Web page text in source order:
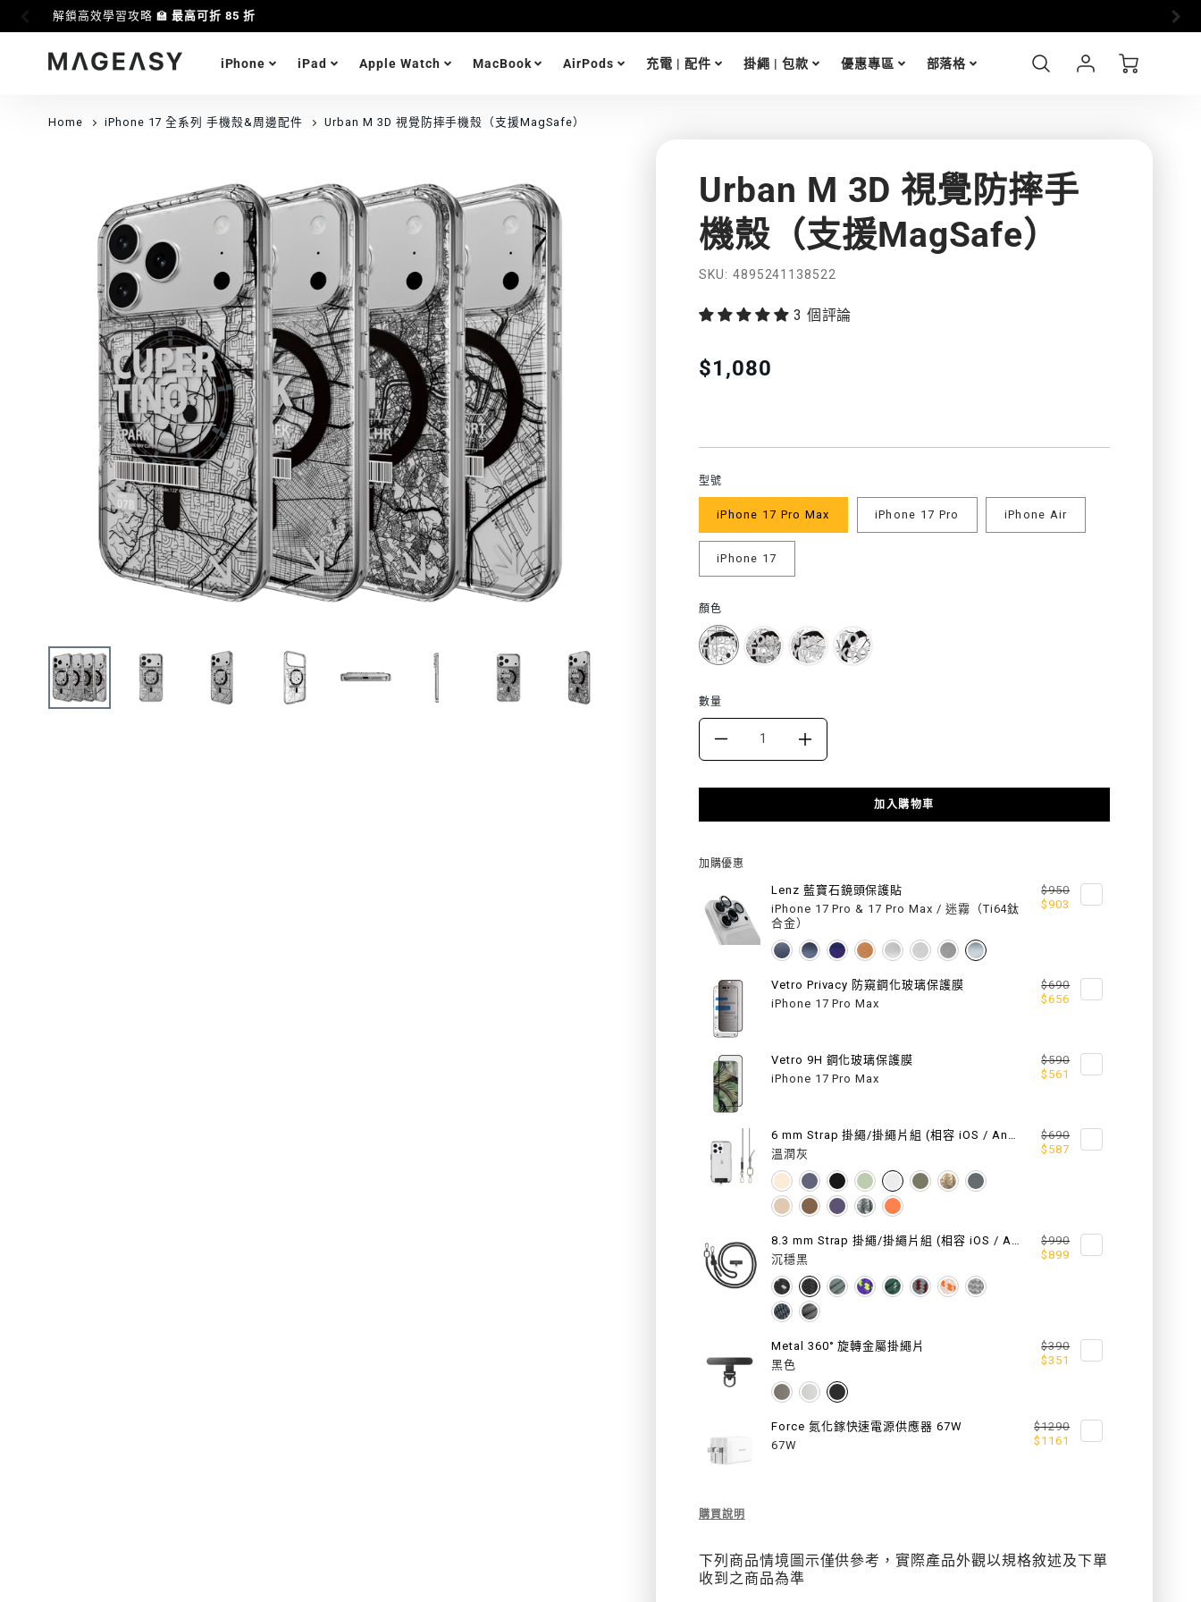
i17 全能應援 🛒 滿額享85折優惠
加
iPhone iPad Apple Watch MacBook AirPods 充電 | 配件 掛繩 | 包款 優惠專區 部落格
Login
Home iPhone 17 全系列 手機殼&周邊配件 Urban M 3D 視覺防摔手機殼（支援MagSafe）
Urban M 3D 視覺防摔手
機殼（支援MagSafe）
功
能
特
SKU 4895241138522
3 個評論
Translation
missing:
$1,080
型號
iPhone 17 Pro Max iPhone 17 Pro iPhone Air
iPhone 17
顏色
數量
DECREASE
QUANTITY
FOR
URBAN
3D
視
覺
防
摔
手
機
殼
（支
MAGSAFE）
INCREASE
QUANTITY
FOR
M
3D
視
覺
摔
手
殼
（支
援
MAGSAFE）
加入購物車
加購優惠
Lenz 藍寶石鏡頭保護貼
iPhone 17 Pro & 17 Pro Max / 迷霧（Ti64鈦
合金）
$950
$903
Vetro Privacy 防窺鋼化玻璃保護膜
iPhone 17 Pro Max
$690
$656
Vetro 9H 鋼化玻璃保護膜
iPhone 17 Pro Max
$590
$561
溫潤灰
$690
$587
沉穩黑
$990
$899
Metal 360° 旋轉金屬掛繩片
黑色
$390
$351
Force 氮化鎵快速電源供應器 67W
67W
$1290
$1161
Description
Urban
M
3D
購買說明
下列商品情境圖示僅供參考，實際產品外觀以規格敘述及下單
收到之商品為準